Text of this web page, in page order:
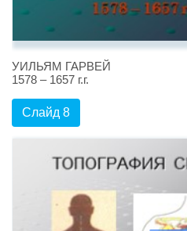
УИЛЬЯМ ГАРВЕЙ
1578 – 1657 г.г.
Слайд 8